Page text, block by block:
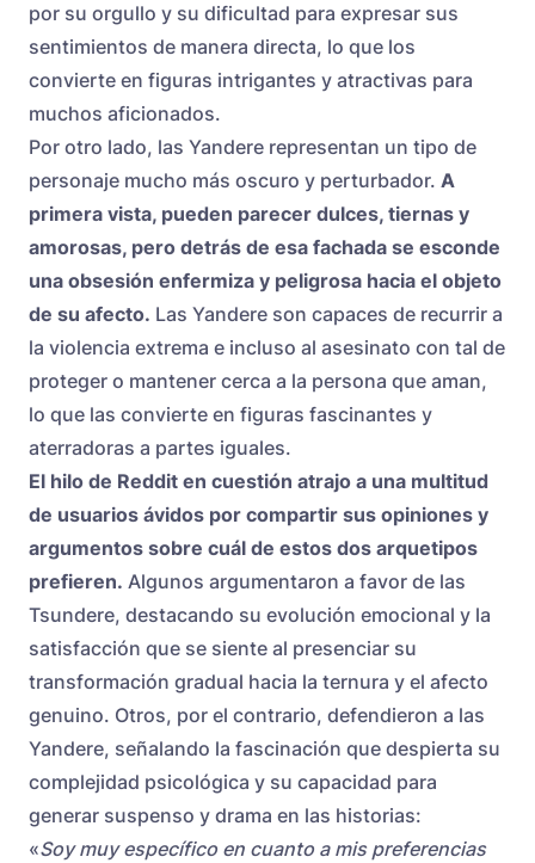
por su orgullo y su dificultad para expresar sus
sentimientos de manera directa, lo que los
convierte en figuras intrigantes y atractivas para
muchos aficionados.
Por otro lado, las Yandere representan un tipo de
personaje mucho más oscuro y perturbador. A
primera vista, pueden parecer dulces, tiernas y
amorosas, pero detrás de esa fachada se esconde
una obsesión enfermiza y peligrosa hacia el objeto
de su afecto. Las Yandere son capaces de recurrir a
la violencia extrema e incluso al asesinato con tal de
proteger o mantener cerca a la persona que aman,
lo que las convierte en figuras fascinantes y
aterradoras a partes iguales.
El hilo de Reddit en cuestión atrajo a una multitud
de usuarios ávidos por compartir sus opiniones y
argumentos sobre cuál de estos dos arquetipos
prefieren. Algunos argumentaron a favor de las
Tsundere, destacando su evolución emocional y la
satisfacción que se siente al presenciar su
transformación gradual hacia la ternura y el afecto
genuino. Otros, por el contrario, defendieron a las
Yandere, señalando la fascinación que despierta su
complejidad psicológica y su capacidad para
generar suspenso y drama en las historias:
«Soy muy específico en cuanto a mis preferencias